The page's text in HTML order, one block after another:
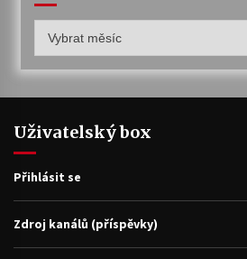
archiv
Uživatelský box
Přihlásit se
Zdroj kanálů (příspěvky)